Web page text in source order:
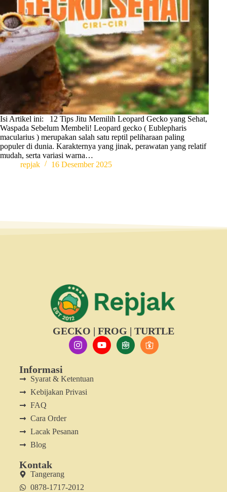
Isi Artikel ini: 12 Tips Jitu Memilih Leopard Gecko yang Sehat,
Waspada Sebelum Membeli! Leopard gecko ( Eublepharis
macularius ) merupakan salah satu reptil peliharaan paling
populer di dunia. Karakternya yang jinak, perawatan yang relatif
mudah, serta variasi warna…
repjak
16 Desember 2025
GECKO | FROG | TURTLE
Informasi
Syarat & Ketentuan
Kebijakan Privasi
FAQ
Cara Order
Lacak Pesanan
Blog
Kontak
Tangerang
0878-1717-2012